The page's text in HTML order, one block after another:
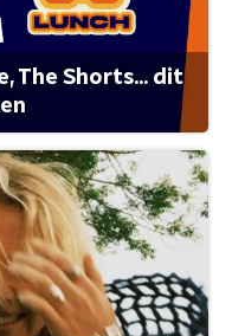
The Shorts... dit